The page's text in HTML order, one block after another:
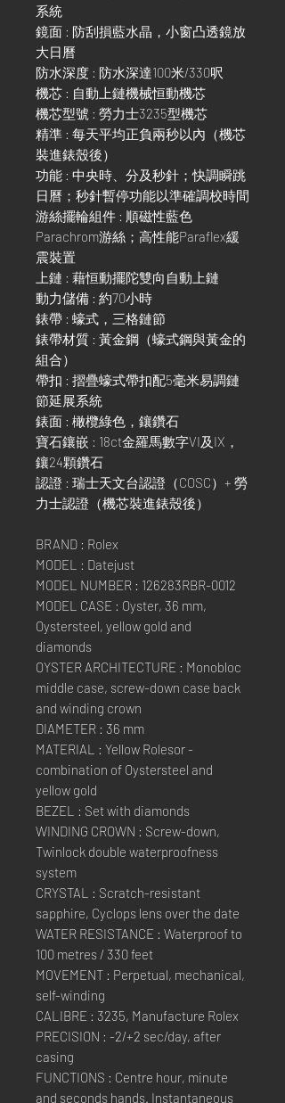
系統
鏡面 : 防刮損藍水晶，小窗凸透鏡放
大日曆
防水深度 : 防水深達100米/330呎
機芯 : 自動上鏈機械恒動機芯
機芯型號 : 勞力士3235型機芯
精準 : 每天平均正負兩秒以內（機芯
裝進錶殼後）
功能 : 中央時、分及秒針；快調瞬跳
日曆；秒針暫停功能以準確調校時間
游絲擺輪組件 : 順磁性藍色
Parachrom游絲；高性能Paraflex緩
震裝置
上鏈 : 藉恒動擺陀雙向自動上鏈
動力儲備 : 約70小時
錶帶 : 蠔式，三格鏈節
錶帶材質 : 黃金鋼（蠔式鋼與黃金的
組合）
帶扣 : 摺疊蠔式帶扣配5毫米易調鏈
節延展系統
錶面 : 橄欖綠色，鑲鑽石
寶石鑲嵌 : 18ct金羅馬數字VI及IX，
鑲24顆鑽石
認證 : 瑞士天文台認證（COSC）+ 勞
力士認證（機芯裝進錶殼後）
BRAND : Rolex
MODEL : Datejust
MODEL NUMBER : 126283RBR-0012
MODEL CASE : Oyster, 36 mm,
Oystersteel, yellow gold and
diamonds
OYSTER ARCHITECTURE : Monobloc
middle case, screw-down case back
and winding crown
DIAMETER : 36 mm
MATERIAL : Yellow Rolesor -
combination of Oystersteel and
yellow gold
BEZEL : Set with diamonds
WINDING CROWN : Screw-down,
Twinlock double waterproofness
system
CRYSTAL : Scratch-resistant
sapphire, Cyclops lens over the date
WATER RESISTANCE : Waterproof to
100 metres / 330 feet
MOVEMENT : Perpetual, mechanical,
self-winding
CALIBRE : 3235, Manufacture Rolex
PRECISION : -2/+2 sec/day, after
casing
FUNCTIONS : Centre hour, minute
and seconds hands. Instantaneous